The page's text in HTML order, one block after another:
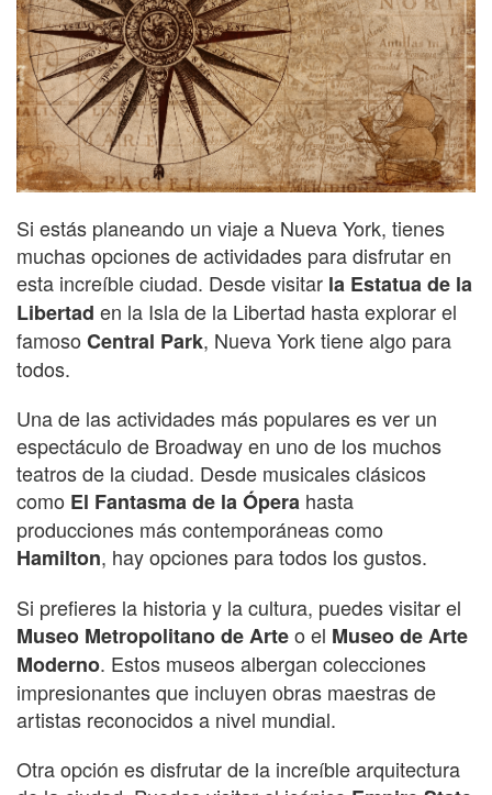
Si estás planeando un viaje a Nueva York, tienes
muchas opciones de actividades para disfrutar en
esta increíble ciudad. Desde visitar la Estatua de la
Libertad en la Isla de la Libertad hasta explorar el
famoso Central Park, Nueva York tiene algo para
todos.
Una de las actividades más populares es ver un
espectáculo de Broadway en uno de los muchos
teatros de la ciudad. Desde musicales clásicos
como El Fantasma de la Ópera hasta
producciones más contemporáneas como
Hamilton, hay opciones para todos los gustos.
Si prefieres la historia y la cultura, puedes visitar el
Museo Metropolitano de Arteo el Museo de Arte
Moderno. Estos museos albergan colecciones
impresionantes que incluyen obras maestras de
artistas reconocidos a nivel mundial.
Otra opción es disfrutar de la increíble arquitectura